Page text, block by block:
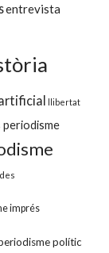
entrevista
llibertat
periodisme
imprés
polític